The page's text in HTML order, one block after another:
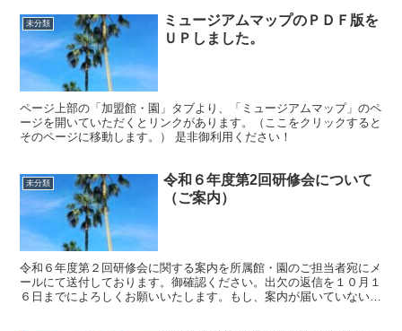
未分類
ミュージアムマップのＰＤＦ版を
ＵＰしました。
ページ上部の「加盟館・園」タブより、「ミュージアムマップ」のペ
ージを開いていただくとリンクがあります。（ここをクリックすると
そのページに移動します。） 是非御利用ください！
未分類
令和６年度第2回研修会について
（ご案内）
令和６年度第２回研修会に関する案内を所属館・園のご担当者宛にメ
ールにて送付しております。御確認ください。出欠の返信を１０月１
６日までによろしくお願いいたします。もし、案内が届いていない場